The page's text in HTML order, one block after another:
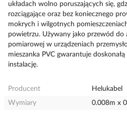
układach wolno poruszających się,
rozciągające oraz bez koniecznego
mokrych i wilgotnych
powietrzu. Używany jako przewód
pomiarowej w urządzeniach
mieszanka PVC gwarantuje
instalację.
Producent
Helukabel
Wymiary
0.008m x